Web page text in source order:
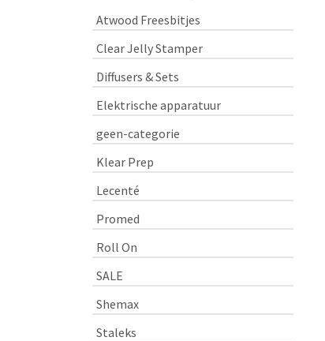
Atwood Freesbitjes
Clear Jelly Stamper
Diffusers & Sets
Elektrische apparatuur
geen-categorie
Klear Prep
Lecenté
Promed
Roll On
SALE
Shemax
Staleks